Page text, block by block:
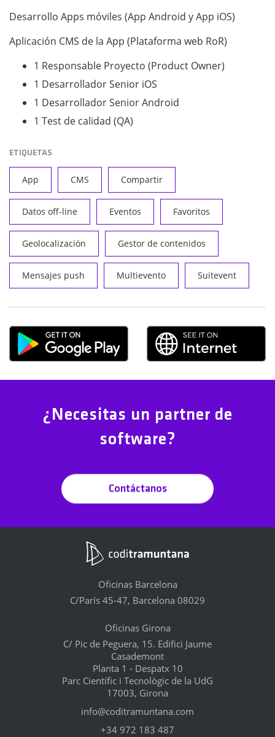
Desarrollo Apps móviles (App Android y App iOS)
Aplicación CMS de la App (Plataforma web RoR)
1 Responsable Proyecto (Product Owner)
1 Desarrollador Senior iOS
1 Desarrollador Senior Android
1 Test de calidad (QA)
ETIQUETAS
App CMS Compartir
Datos off-line Eventos Favoritos
Geolocalización Gestor de contenidos
Mensajes push Multievento Suitevent
¿Necesitas un partner de
software?
Contáctanos
Oficinas Barcelona
C/París 45-47, Barcelona 08029
Oficinas Girona
C/ Pic de Peguera, 15. Edifici Jaume
Casademont
Planta 1 - Despatx 10
Parc Científic i Tecnològic de la UdG
17003, Girona
info@coditramuntana.com
+34 972 183 487